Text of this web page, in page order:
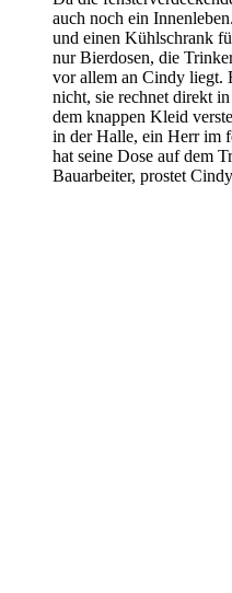
auch noch ein
und einen Kühlschrank
nur Bierdosen, die
vor allem an Cindy liegt.
nicht, sie rechnet direkt
dem knappen Kleid
in der Halle, ein Herr im
hat seine Dose auf dem
Bauarbeiter, prostet